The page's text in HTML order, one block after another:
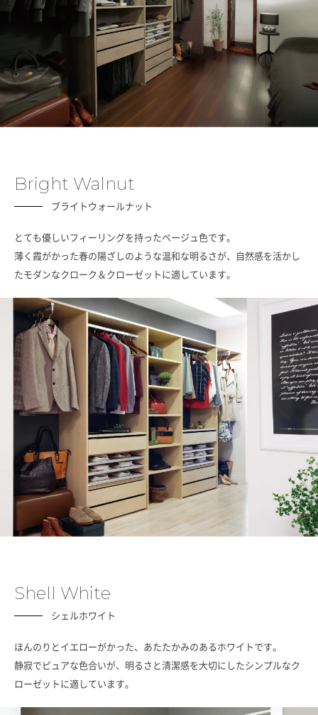
Bright Walnut
ブライトウォールナット
とても優しいフィーリングを持ったベージュ色です。
薄く霞がかった春の陽ざしのような温和な明るさが、自然感を活かし
たモダンなクローク＆クローゼットに適しています。
Shell White
シェルホワイト
ほんのりとイエローがかった、あたたかみのあるホワイトです。
静寂でピュアな色合いが、明るさと清潔感を大切にしたシンプルなク
ローゼットに適しています。